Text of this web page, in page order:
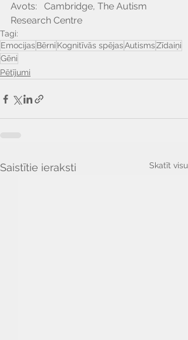
Avots:   Cambridge, The Autism
Research Centre
Tagi:
Emocijas Bērni Kognitīvās spējasAutismsZīdaiņi
Gēni
Pētījumi
Saistītie ieraksti Skatīt visu